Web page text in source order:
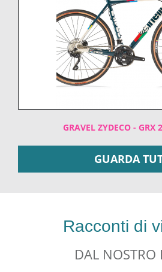
GRAVEL ZYDECO - GRX
GUARDA
Racconti di
DAL NOSTRO